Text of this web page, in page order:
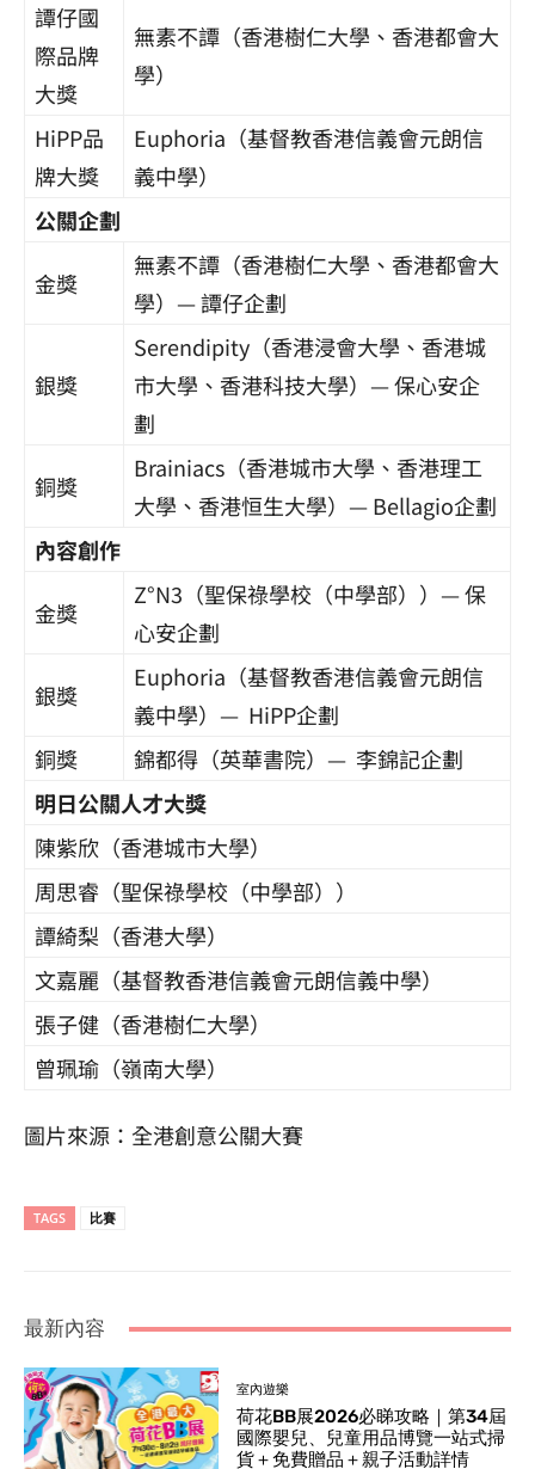
譚仔國
際品牌
大獎
無素不譚（香港樹仁大學、香港都會大
學）
HiPP品
牌大獎
Euphoria（基督教香港信義會元朗信
義中學）
公關企劃
金獎
無素不譚（香港樹仁大學、香港都會大
學）—譚仔企劃
銀獎
Serendipity（香港浸會大學、香港城
市大學、香港科技大學）—保心安企
劃
銅獎
Brainiacs（香港城市大學、香港理工
大學、香港恒生大學）—Bellagio企劃
內容創作
金獎
Z°N3（聖保祿學校（中學部）） —保
心安企劃
銀獎
Euphoria（基督教香港信義會元朗信
義中學）— HiPP企劃
銅獎
錦都得（英華書院）— 李錦記企劃
明日公關人才大獎
陳紫欣（香港城市大學）
周思睿（聖保祿學校 （中學部） ）
譚綺梨（香港大學）
文嘉麗（基督教香港信義會元朗信義中學）
張子健（香港樹仁大學）
曾珮瑜（嶺南大學）
圖片來源：全港創意公關大賽
TAGS 比賽
最新內容
室內遊樂
荷花BB展2026必睇攻略｜第34屆
國際嬰兒、兒童用品博覽一站式掃
貨＋免費贈品＋親子活動詳情